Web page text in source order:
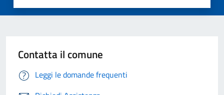
Contatta il comune
Leggi le domande frequenti